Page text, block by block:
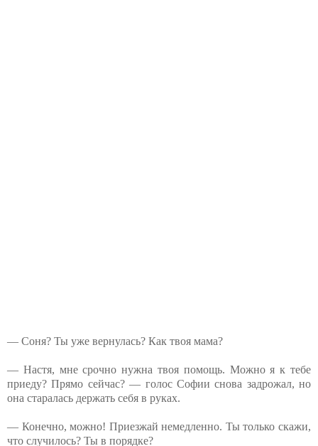
— Соня? Ты уже вернулась? Как твоя мама?
— Настя, мне срочно нужна твоя помощь. Можно я к тебе
приеду? Прямо сейчас? — голос Софии снова задрожал, но
она старалась держать себя в руках.
— Конечно, можно! Приезжай немедленно. Ты только скажи,
что случилось? Ты в порядке?